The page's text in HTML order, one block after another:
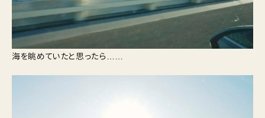
海を眺めていたと思ったら……